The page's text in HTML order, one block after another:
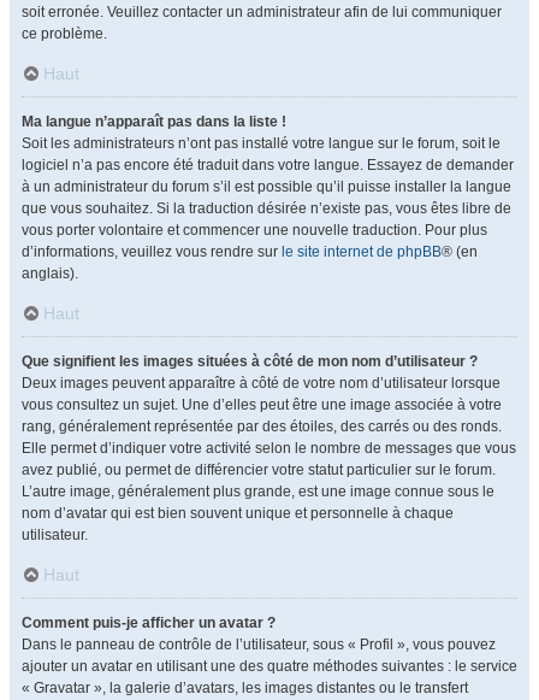
soit erronée. Veuillez contacter un administrateur afin de lui communiquer
ce problème.
Haut
Ma langue n’apparaît pas dans la liste !
Soit les administrateurs n’ont pas installé votre langue sur le forum, soit le
logiciel n’a pas encore été traduit dans votre langue. Essayez de demander
à un administrateur du forum s’il est possible qu’il puisse installer la langue
que vous souhaitez. Si la traduction désirée n’existe pas, vous êtes libre de
vous porter volontaire et commencer une nouvelle traduction. Pour plus
d’informations, veuillez vous rendre sur le site internet de phpBB® (en
anglais).
Haut
Que signifient les images situées à côté de mon nom d’utilisateur ?
Deux images peuvent apparaître à côté de votre nom d’utilisateur lorsque
vous consultez un sujet. Une d’elles peut être une image associée à votre
rang, généralement représentée par des étoiles, des carrés ou des ronds.
Elle permet d’indiquer votre activité selon le nombre de messages que vous
avez publié, ou permet de différencier votre statut particulier sur le forum.
L’autre image, généralement plus grande, est une image connue sous le
nom d’avatar qui est bien souvent unique et personnelle à chaque
utilisateur.
Haut
Comment puis-je afficher un avatar ?
Dans le panneau de contrôle de l’utilisateur, sous « Profil », vous pouvez
ajouter un avatar en utilisant une des quatre méthodes suivantes : le service
« Gravatar », la galerie d’avatars, les images distantes ou le transfert